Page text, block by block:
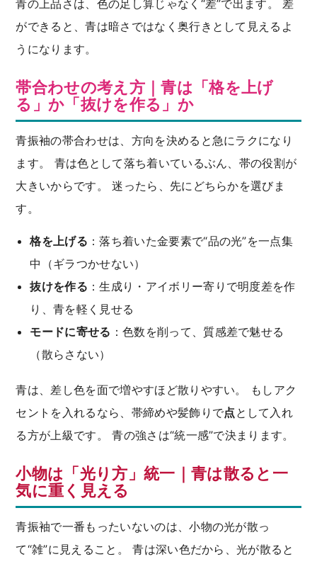
青の上品さは、色の足し算じゃなく“差”で出ます。 差
ができると、青は暗さではなく奥行きとして見えるよ
うになります。
帯合わせの考え方｜青は「格を上げ
る」か「抜けを作る」か
青振袖の帯合わせは、方向を決めると急にラクになり
ます。 青は色として落ち着いているぶん、帯の役割が
大きいからです。 迷ったら、先にどちらかを選びま
す。
格を上げる ：落ち着いた金要素で“品の光”を一点集
中（ギラつかせない）
抜けを作る ：生成り・アイボリー寄りで明度差を作
り、青を軽く見せる
モードに寄せる ：色数を削って、質感差で魅せる
（散らさない）
青は、差し色を面で増やすほど散りやすい。 もしアク
セントを入れるなら、帯締めや髪飾りで点 として入れ
る方が上級です。 青の強さは“統一感”で決まります。
小物は「光り方」統一｜青は散ると一
気に重く見える
青振袖で一番もったいないのは、小物の光が散っ
て“雑”に見えること。 青は深い色だから、光が散ると